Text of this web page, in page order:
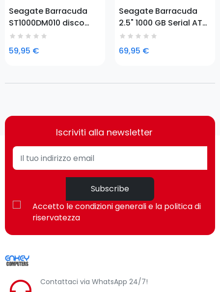
Seagate Barracuda
ST1000DM010 disco
rigido interno 3.5" 1000
GB Serial ATA III
59,95 €
Seagate Barracuda
2.5" 1000 GB Serial ATA
III
69,95 €
Iscriviti alla newsletter
Subscribe
Accetto le condizioni generali e la politica di
riservatezza
Contattaci via WhatsApp 24/7!